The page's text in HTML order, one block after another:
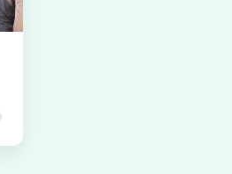
Favorite